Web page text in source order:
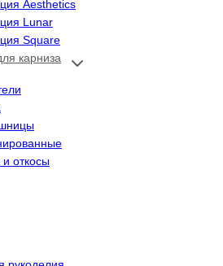
Aesthetics
Lunar
Square
карниза
Переключить
дочернее
откосы